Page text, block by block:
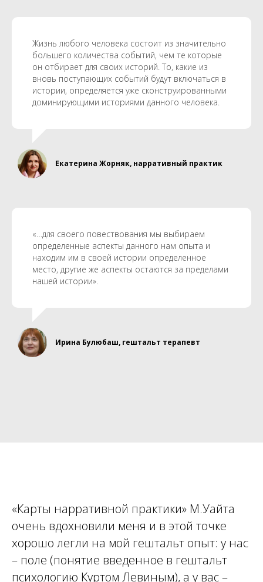
Жизнь любого человека состоит из значительно
большего количества событий, чем те которые
он отбирает для своих историй. То, какие из
вновь поступающих событий будут включаться в
истории, определяется уже сконструированными
доминирующими историями данного человека.
Екатерина Жорняк, нарративный практик
«…для своего повествования мы выбираем
определенные аспекты данного нам опыта и
находим им в своей истории определенное
место, другие же аспекты остаются за пределами
нашей истории».
Ирина Булюбаш, гештальт терапевт
«Карты нарративной практики» М.Уайта
очень вдохновили меня и в этой точке
хорошо легли на мой гештальт опыт: у нас
– поле (понятие введенное в гештальт
психологию Куртом Левиным), а у вас –